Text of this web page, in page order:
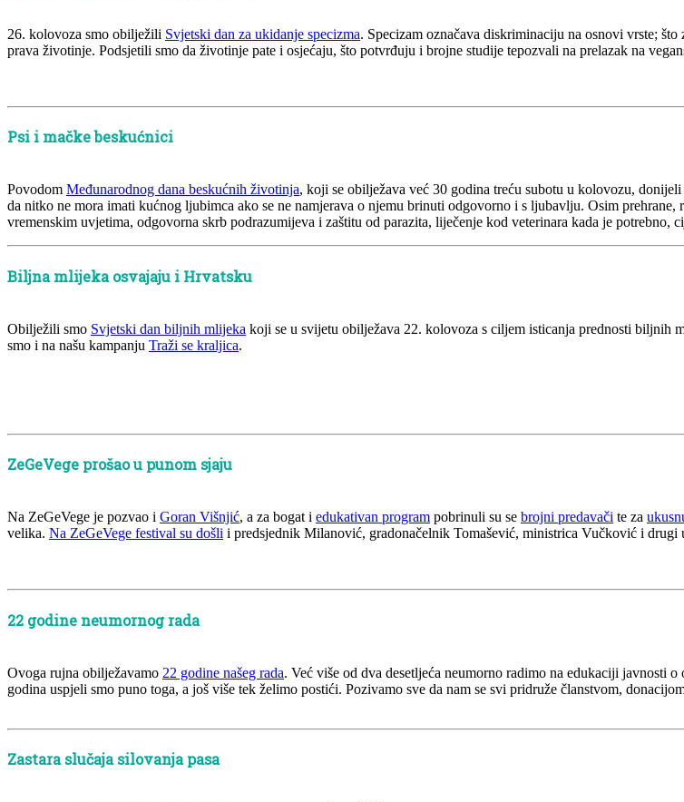
26. kolovoza smo obilježili Svjetski dan za ukidanje specizma. Specizam označava diskriminaciju na osnovi vrste;
prava životinje. Podsjetili smo da životinje pate i osjećaju, što potvrđuju i brojne studije tepozvali na prelazak na
Psi i mačke beskućnici
Povodom Međunarodnog dana beskućnih životinja, koji se obilježava već 30 godina treću subotu u kolovozu,
da nitko ne mora imati kućnog ljubimca ako se ne namjerava o njemu brinuti odgovorno i s ljubavlju. Osim
vremenskim uvjetima, odgovorna skrb podrazumijeva i zaštitu od parazita, liječenje kod veterinara kada je potrebno,
Biljna mlijeka osvajaju i Hrvatsku
Obilježili smo Svjetski dan biljnih mlijeka koji se u svijetu obilježava 22. kolovoza s ciljem isticanja prednosti
smo i na našu kampanju Traži se kraljica.
ZeGeVege prošao u punom sjaju
Na ZeGeVege je pozvao i Goran Višnjić, a za bogat i edukativan program pobrinuli su se brojni predavači te za
velika. Na ZeGeVege festival su došli i predsjednik Milanović, gradonačelnik Tomašević, ministrica Vučković i
22 godine neumornog rada
Ovoga rujna obilježavamo 22 godine našeg rada. Već više od dva desetljeća neumorno radimo na edukaciji javnosti
godina uspjeli smo puno toga, a još više tek želimo postići. Pozivamo sve da nam se svi pridruže članstvom,
Zastara slučaja silovanja pasa